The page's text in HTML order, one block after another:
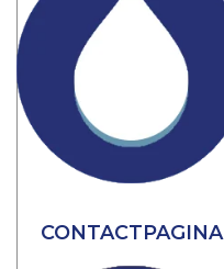
CONTACTPAGINA